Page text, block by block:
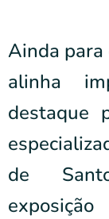
Ainda para
alinha
destaque
de